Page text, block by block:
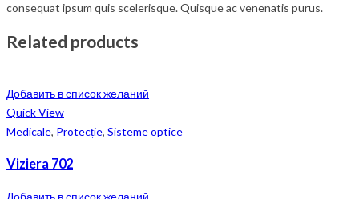
consequat ipsum quis scelerisque. Quisque ac venenatis purus.
Related products
Добавить в список желаний
Quick View
Medicale, Protecție, Sisteme optice
Viziera 702
Добавить в список желаний